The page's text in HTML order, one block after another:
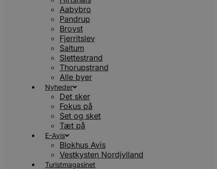
Aabybro
Pandrup
Brovst
Fjerritslev
Saltum
Slettestrand
Thorupstrand
Alle byer
Nyheder
Det sker
Fokus på
Set og sket
Tæt på
E-Avis
Blokhus Avis
Vestkysten Nordjylland
Turistmagasinet